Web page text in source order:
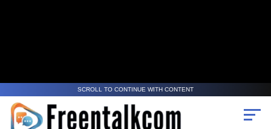
SCROLL TO CONTINUE WITH CONTENT